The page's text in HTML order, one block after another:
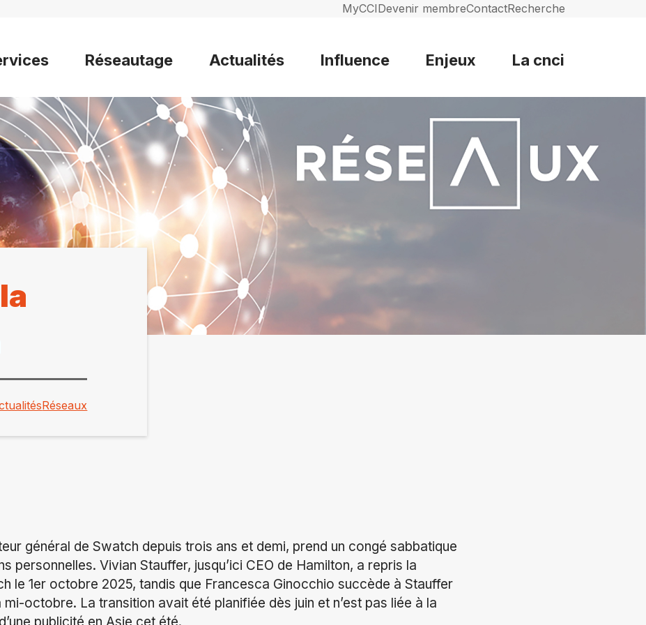
MyCCIDevenir membreContactRecherche
Réseautage Actualités Influence Enjeux La cnci
Réseaux
général de Swatch depuis trois ans et demi, prend un congé sabbatique
personnelles. Vivian Stauffer, jusqu’ici CEO de Hamilton, a repris la
le 1er octobre 2025, tandis que Francesca Ginocchio succède à Stauffer
octobre. La transition avait été planifiée dès juin et n’est pas liée à la
publicité en Asie cet été.